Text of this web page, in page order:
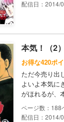
配信日：2014/
本気！（2）
お得な420ポ
ただ今売り出
よいよ本気に
がほれるが、
188
配信日：2014/